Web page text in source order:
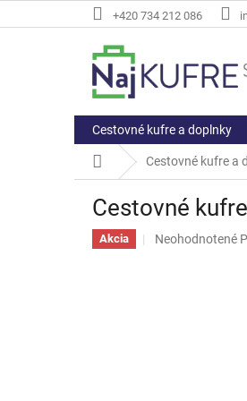
na
+420 734 212 086
Cestovné kufre a doplnky
DomovCestovné kufre a
Cestovné
Akcia
Priemerné
Neohodnotené